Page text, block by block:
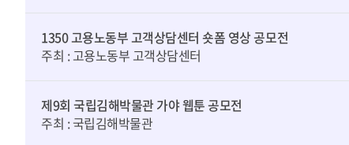
1350 고용노동부 고객상담센터 숏폼 영상 공모전
주최 : 고용노동부 고객상담센터
제9회 국립김해박물관 가야 웹툰 공모전
주최 : 국립김해박물관